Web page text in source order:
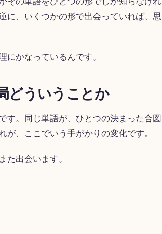
に、いくつかの形で出会っていれば、思
かなっているんです。
どういうことか
す。同じ単語が、ひとつの決まった合図
、ここでいう手がかりの変化です。
た出会います。